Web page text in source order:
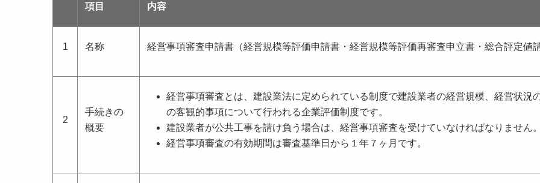
項目 内容
1 名称 経営事項審査申請書（経営規模等評価申請書・経営規模等評価再審査申立書・総合評定値請
2
手続きの
概要
経営事項審査とは、建設業法に定められている制度で建設業者の経営規模、経営状況
の客観的事項について行われる企業評価制度です。
建設業者が公共工事を請け負う場合は、経営事項審査を受けていなければなりません。
経営事項審査の有効期間は審査基準日から１年７ヶ月です。